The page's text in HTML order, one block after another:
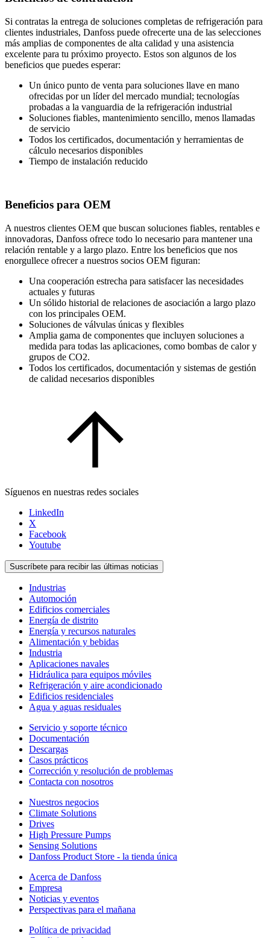
Si contratas la entrega de soluciones completas de refrigeración para
clientes industriales, Danfoss puede ofrecerte una de las selecciones
más amplias de componentes de alta calidad y una asistencia
excelente para tu próximo proyecto. Estos son algunos de los
beneficios que puedes esperar:
Un único punto de venta para soluciones llave en mano
ofrecidas por un líder del mercado mundial; tecnologías
probadas a la vanguardia de la refrigeración industrial
Soluciones fiables, mantenimiento sencillo, menos llamadas
de servicio
Todos los certificados, documentación y herramientas de
cálculo necesarios disponibles
Tiempo de instalación reducido
Beneficios para OEM
A nuestros clientes OEM que buscan soluciones fiables, rentables e
innovadoras, Danfoss ofrece todo lo necesario para mantener una
relación rentable y a largo plazo. Entre los beneficios que nos
enorgullece ofrecer a nuestros socios OEM figuran:
Una cooperación estrecha para satisfacer las necesidades
actuales y futuras
Un sólido historial de relaciones de asociación a largo plazo
con los principales OEM.
Soluciones de válvulas únicas y flexibles
Amplia gama de componentes que incluyen soluciones a
medida para todas las aplicaciones, como bombas de calor y
grupos de CO2.
Todos los certificados, documentación y sistemas de gestión
de calidad necesarios disponibles
Síguenos en nuestras redes sociales
LinkedIn
X
Facebook
Youtube
Suscríbete para recibir las últimas noticias
Industrias
Automoción
Edificios comerciales
Energía de distrito
Energía y recursos naturales
Alimentación y bebidas
Industria
Aplicaciones navales
Hidráulica para equipos móviles
Refrigeración y aire acondicionado
Edificios residenciales
Agua y aguas residuales
Servicio y soporte técnico
Documentación
Descargas
Casos prácticos
Corrección y resolución de problemas
Contacta con nosotros
Nuestros negocios
Climate Solutions
Drives
High Pressure Pumps
Sensing Solutions
Danfoss Product Store - la tienda única
Acerca de Danfoss
Empresa
Noticias y eventos
Perspectivas para el mañana
Política de privacidad